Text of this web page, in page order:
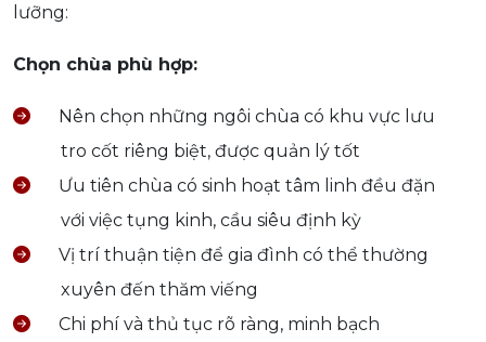
lưỡng:
Chọn chùa phù hợp:
Nên chọn những ngôi chùa có khu vực lưu
tro cốt riêng biệt, được quản lý tốt
Ưu tiên chùa có sinh hoạt tâm linh đều đặn
với việc tụng kinh, cầu siêu định kỳ
Vị trí thuận tiện để gia đình có thể thường
xuyên đến thăm viếng
Chi phí và thủ tục rõ ràng, minh bạch